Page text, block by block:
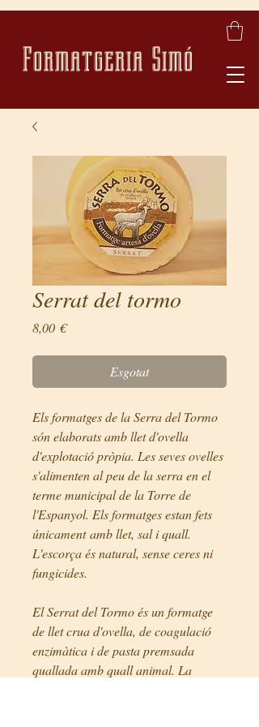
Formatgeria Simó
Serrat del tormo
8,00 €Price
Esgotat
Els formatges de la Serra del Tormo
són elaborats amb llet d'ovella
d'explotació pròpia. Les seves ovelles
s'alimenten al peu de la serra en el
terme municipal de la Torre de
l'Espanyol. Els formatges estan fets
únicament amb llet, sal i quall.
L'escorça és natural, sense ceres ni
fungicides.
El Serrat del Tormo és un formatge
de llet crua d'ovella, de coagulació
enzimàtica i de pasta premsada
quallada amb quall animal. La